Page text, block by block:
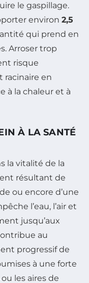
le gaspillage.
environ 2,5
qui prend en
Arroser trop
risque
racinaire en
à la chaleur et à
À LA SANTÉ
la vitalité de la
résultant de
ou encore d’une
l’eau, l’air et
jusqu’aux
au
progressif de
à une forte
les aires de